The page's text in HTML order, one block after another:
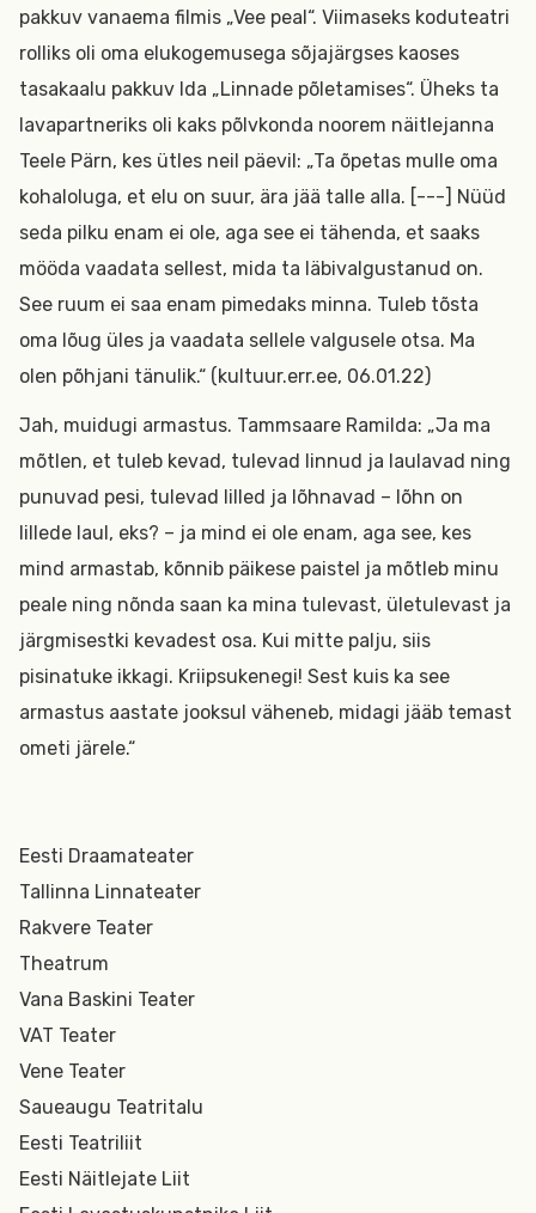
pakkuv vanaema filmis „Vee peal“. Viimaseks koduteatri
rolliks oli oma elukogemusega sõjajärgses kaoses
tasakaalu pakkuv Ida „Linnade põletamises“. Üheks ta
lavapartneriks oli kaks põlvkonda noorem näitlejanna
Teele Pärn, kes ütles neil päevil: „Ta õpetas mulle oma
kohaloluga, et elu on suur, ära jää talle alla. [---] Nüüd
seda pilku enam ei ole, aga see ei tähenda, et saaks
mööda vaadata sellest, mida ta läbivalgustanud on.
See ruum ei saa enam pimedaks minna. Tuleb tõsta
oma lõug üles ja vaadata sellele valgusele otsa. Ma
olen põhjani tänulik.“ (kultuur.err.ee, 06.01.22)
Jah, muidugi armastus. Tammsaare Ramilda: „Ja ma
mõtlen, et tuleb kevad, tulevad linnud ja laulavad ning
punuvad pesi, tulevad lilled ja lõhnavad – lõhn on
lillede laul, eks? – ja mind ei ole enam, aga see, kes
mind armastab, kõnnib päikese paistel ja mõtleb minu
peale ning nõnda saan ka mina tulevast, ületulevast ja
järgmisestki kevadest osa. Kui mitte palju, siis
pisinatuke ikkagi. Kriipsukenegi! Sest kuis ka see
armastus aastate jooksul väheneb, midagi jääb temast
ometi järele.“
Eesti Draamateater
Tallinna Linnateater
Rakvere Teater
Theatrum
Vana Baskini Teater
VAT Teater
Vene Teater
Saueaugu Teatritalu
Eesti Teatriliit
Eesti Näitlejate Liit